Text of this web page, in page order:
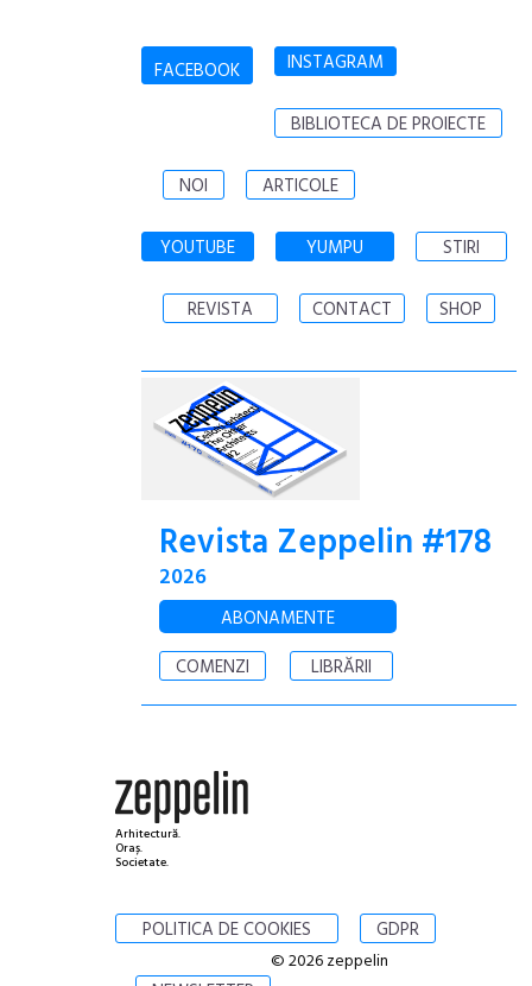
FACEBOOK INSTAGRAM
BIBLIOTECA DE PROIECTE
NOI ARTICOLE
YOUTUBE YUMPU STIRI
REVISTA CONTACT SHOP
Revista Zeppelin #178
2026
ABONAMENTE
COMENZI
LIBRĂRII
Arhitectură.
Oraș.
Societate.
POLITICA DE COOKIES GDPR
© 2026 zeppelin